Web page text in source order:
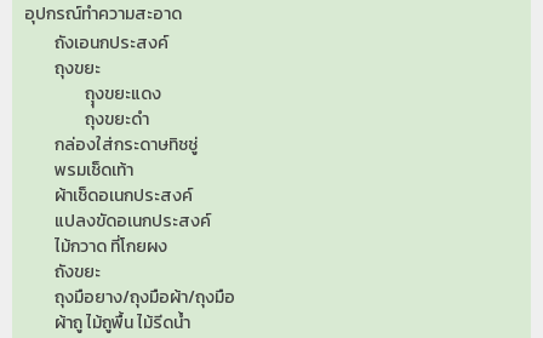
อุปกรณ์ทำความสะอาด
ถังเอนกประสงค์
ถุงขยะ
ถุุงขยะแดง
ถุงขยะดำ
กล่องใส่กระดาษทิชชู่
พรมเช็ดเท้า
ผ้าเช็ดอเนกประสงค์
แปลงขัดอเนกประสงค์
ไม้กวาด ที่โกยผง
ถังขยะ
ถุงมือยาง/ถุงมือผ้า/ถุงมือ
ผ้าถู ไม้ถูพื้น ไม้รีดน้ำ